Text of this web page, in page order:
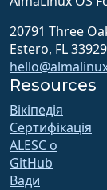
20791 Three
Estero, FL 33929
Resources
Вікіпедія
Сертифікація
ALESC o
GitHub
Вади